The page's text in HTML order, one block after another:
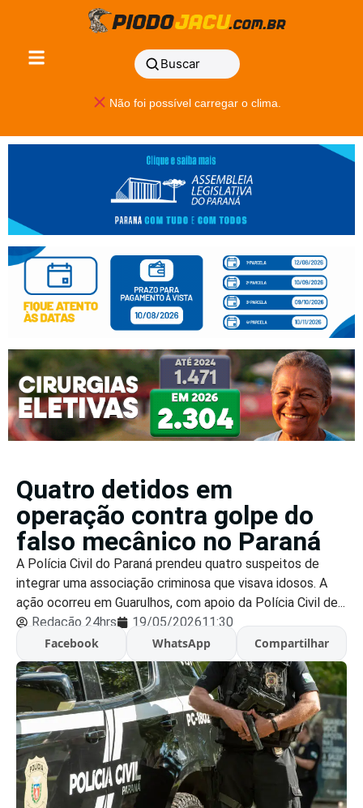
Buscar
Não foi possível carregar o clima.
Quatro detidos em
operação contra golpe do
falso mecânico no Paraná
A Polícia Civil do Paraná prendeu quatro suspeitos de
integrar uma associação criminosa que visava idosos. A
ação ocorreu em Guarulhos, com apoio da Polícia Civil de...
Redação 24hrs
19/05/202611:30
Facebook
WhatsApp Compartilhar